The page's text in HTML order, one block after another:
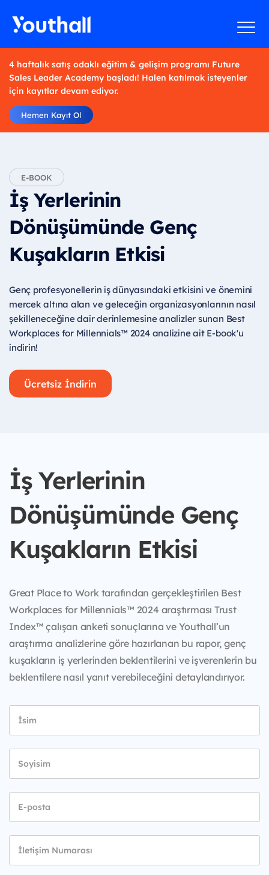
4 haftalık satış odaklı eğitim & gelişim programı Future
Sales Leader Academy başladı! Halen katılmak isteyenler
için kayıtlar devam ediyor.
Hemen Kayıt Ol
E-BOOK
İş Yerlerinin
Dönüşümünde Genç
Kuşakların Etkisi
Genç profesyonellerin iş dünyasındaki etkisini ve önemini
mercek altına alan ve geleceğin organizasyonlarının nasıl
şekilleneceğine dair derinlemesine analizler sunan Best
Workplaces for Millennials™ 2024 analizine ait E-book'u
indirin!
Ücretsiz İndirin
İş Yerlerinin
Dönüşümünde Genç
Kuşakların Etkisi
Great Place to Work tarafından gerçekleştirilen Best
Workplaces for Millennials™ 2024 araştırması Trust
Index™ çalışan anketi sonuçlarına ve Youthall’un
araştırma analizlerine göre hazırlanan bu rapor, genç
kuşakların iş yerlerinden beklentilerini ve işverenlerin bu
beklentilere nasıl yanıt verebileceğini detaylandırıyor.